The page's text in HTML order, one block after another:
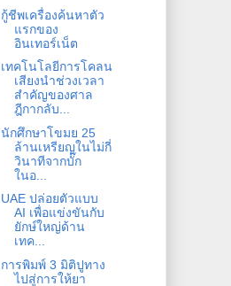
กู้ชีพเครื่องค้นหาตัว
แรกของ
อินเทอร์เน็ต
เทคโนโลยีการโคลน
เสียงนำช่วงเวลา
สำคัญของศาล
ฎีกากลับ...
นักศึกษาโขมย 25
ล้านเหรียญในไม่กี่
วินาทีจากบั๊ก
ในอ...
UAE ปล่อยตัวแบบ
AI เพื่อแข่งขันกับ
ยักษ์ใหญ่ด้าน
เทค...
การพิมพ์ 3 มิติปูทาง
ไปสู่การให้ยา